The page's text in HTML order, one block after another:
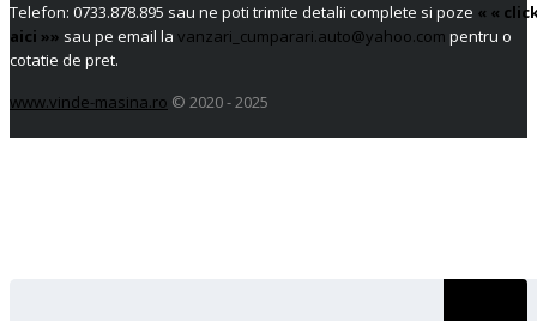
Telefon: 0733.878.895 sau ne poti trimite detalii complete si poze « «
aici »» sau pe email la vanzari_cumparari.auto@yahoo.com pentru o
cotatie de pret.
www.vinde-masina.ro © 2020 - 2025